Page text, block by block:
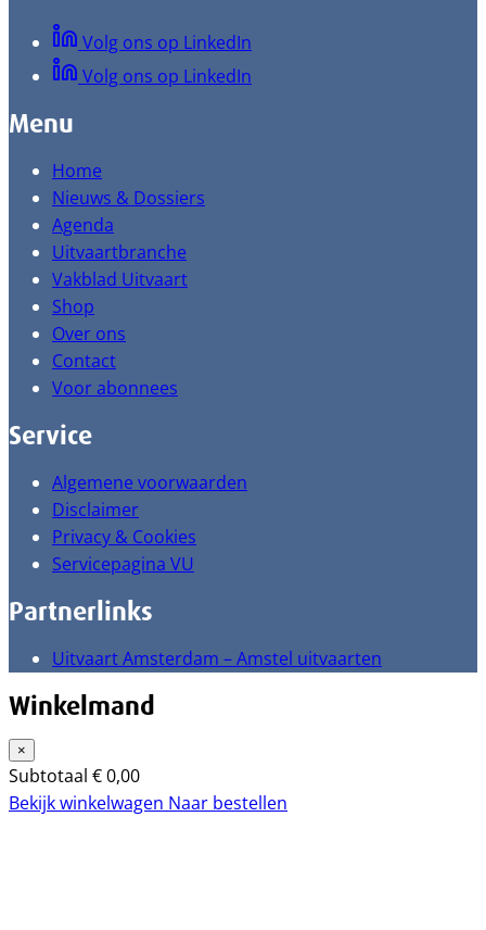
Volg ons op LinkedIn
Volg ons op LinkedIn
Menu
Home
Nieuws & Dossiers
Agenda
Uitvaartbranche
Vakblad Uitvaart
Shop
Over ons
Contact
Voor abonnees
Service
Algemene voorwaarden
Disclaimer
Privacy & Cookies
Servicepagina VU
Partnerlinks
Uitvaart Amsterdam – Amstel uitvaarten
Winkelmand
×
Subtotaal €0,00
Bekijk winkelwagen Naar bestellen